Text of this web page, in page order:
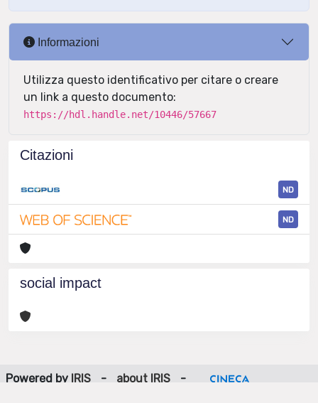
Informazioni
Utilizza questo identificativo per citare o creare
un link a questo documento:
https://hdl.handle.net/10446/57667
Citazioni
ND
ND
social impact
Powered by IRIS - about IRIS
-